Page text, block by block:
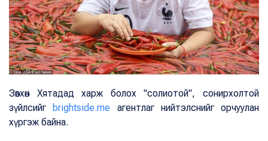
Зөвхөн Хятадад харж болох "солиотой", сонирхолтой
зүйлсийг brightside.me агентлаг нийтэлснийг орчуулан
хүргэж байна.